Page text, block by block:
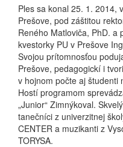
Ples sa konal 25. 1. 2014,
Prešove, pod záštitou
Reného Matloviča, PhD. a
kvestorky PU v Prešove
Svojou prítomnosťou
Prešove, pedagogickí i
v hojnom počte aj študenti
Hostí programom
„Junior“ Zimnýkoval.
tanečníci z univerzitnej
CENTER a muzikanti z
TORYSA.